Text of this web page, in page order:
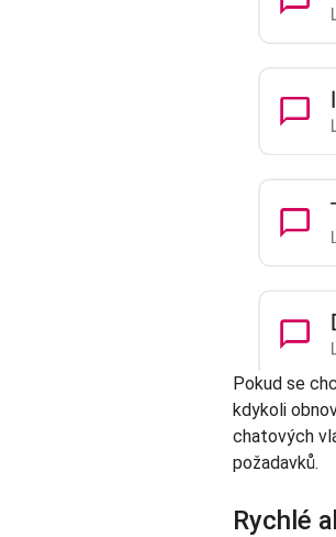
Pokud se
kdykoli
chatových
požadavků.
Rychlé